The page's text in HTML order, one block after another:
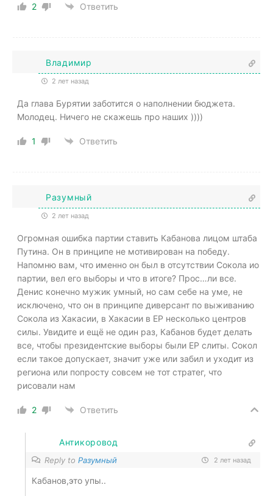
2 Ответить
Владимир
2 лет назад
Да глава Бурятии заботится о наполнении бюджета.
Молодец. Ничего не скажешь про наших ))))
1 Ответить
Разумный
2 лет назад
Огромная ошибка партии ставить Кабанова лицом штаба
Путина. Он в принципе не мотивирован на победу.
Напомню вам, что именно он был в отсутствии Сокола ио
партии, вел его выборы и что в итоге? Прос…ли все.
Денис конечно мужик умный, но сам себе на уме, не
исключено, что он в принципе диверсант по выживанию
Сокола из Хакасии, в Хакасии в ЕР несколько центров
силы. Увидите и ещё не один раз, Кабанов будет делать
все, чтобы президентские выборы были ЕР слиты. Сокол
если такое допускает, значит уже или забил и уходит из
региона или попросту совсем не тот стратег, что
рисовали нам
2 Ответить
Антикоровод
Reply to Разумный 2 лет назад
Кабанов,это упы..